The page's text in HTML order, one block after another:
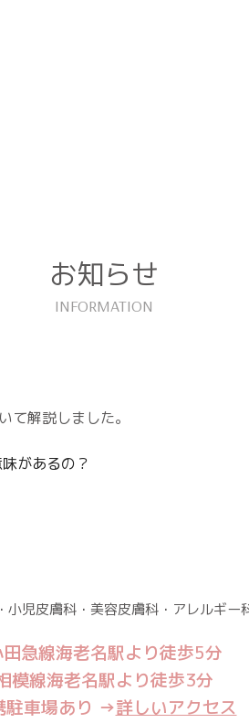
お知らせ
解説しました。
があるの？
小児皮膚科・美容皮膚科・アレルギー
田急線海老名駅より徒歩5分
模線海老名駅より徒歩3分
駐車場あり →詳しいアクセス